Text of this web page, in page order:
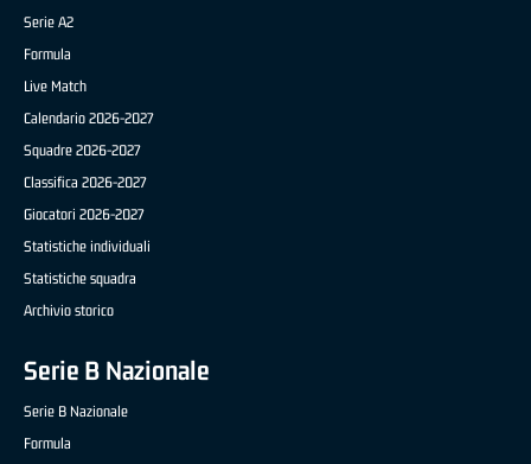
Serie A2
Formula
Live Match
Calendario 2026-2027
Squadre 2026-2027
Classifica 2026-2027
Giocatori 2026-2027
Statistiche individuali
Statistiche squadra
Archivio storico
Serie B Nazionale
Serie B Nazionale
Formula